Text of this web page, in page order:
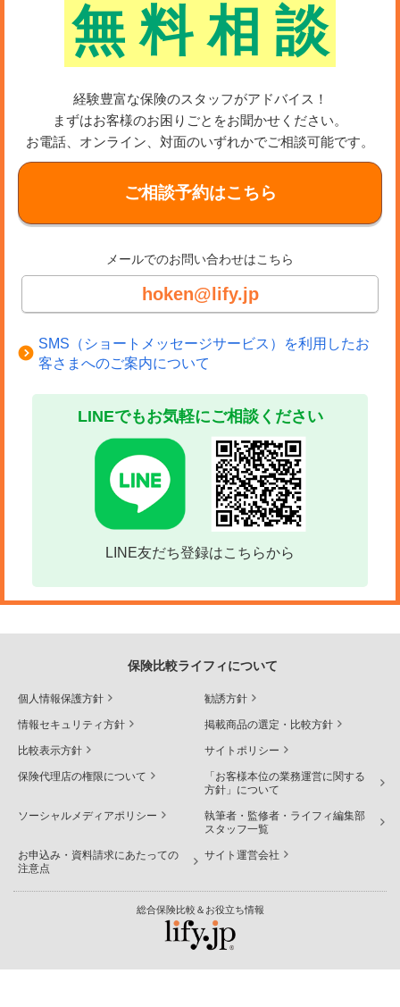
にも活用できます。
子どもの進学先や在学期間によっては、教育費が高額に
なることもあり、早めに備えを検討したいと考える方も
少なくありません。
また、相続においては「どの財産を誰にどう引き継ぐ
か」が家族間のトラブルの原因になることがあります。
建て保険をどう活かせるのか、順番に見ていきます。
教育資金の準備に活かす
教育資金を準備する場合、「有期型」の変額保険に加入
するのが一般的です。満期のタイミングを大学入学など
の時期に合わせ、教育費が必要になったときに満期保険
金を受け取れるようなプランに加入します。運用成果が
良ければ、払込総額を上回る満期保険金を教育費に充て
られる可能性があります。保険期間中に万が一のことが
た家族の教育費を確保する手段としても活用可能です。
を教育費に充てる方法が一般的です。
低解約返戻金型のドル建て終身保険イメージ ※
米ドル建ての場合
無 料 相 談
経験豊富な保険のスタッフがアドバイス！
まずはお客様のお困りごとをお聞かせください。
お電話、オンライン、対面のいずれかでご相談可能です。
ご相談予約はこちら
メールでのお問い合わせはこちら
hoken@lify.jp
SMS（ショートメッセージサービス）を利用したお
客さまへのご案内について
LINEでもお気軽にご相談ください
LINE友だち登録はこちらから
保険比較ライフィについて
個人情報保護方針 勧誘方針
情報セキュリティ方針 掲載商品の選定・比較方針
比較表示方針 サイトポリシー
保険代理店の権限について
「お客様本位の業務運営に関する
方針」について
ソーシャルメディアポリシー
執筆者・監修者・ライフィ編集部
スタッフ一覧
お申込み・資料請求にあたっての
注意点
サイト運営会社
総合保険比較＆お役立ち情報